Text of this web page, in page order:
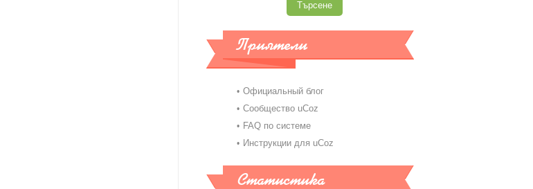
Приятели
Официальный блог
Сообщество uCoz
FAQ по системе
Инструкции для uCoz
Статистика